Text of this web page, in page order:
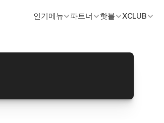
인기메뉴 파트너 핫블 XCLUB